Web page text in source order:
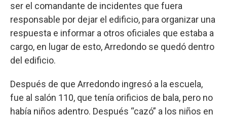
ser el comandante de incidentes que fuera
responsable por dejar el edificio, para organizar una
respuesta e informar a otros oficiales que estaba a
cargo, en lugar de esto, Arredondo se quedó dentro
del edificio.
Después de que Arredondo ingresó a la escuela,
fue al salón 110, que tenía orificios de bala, pero no
había niños adentro. Después “cazó” a los niños en